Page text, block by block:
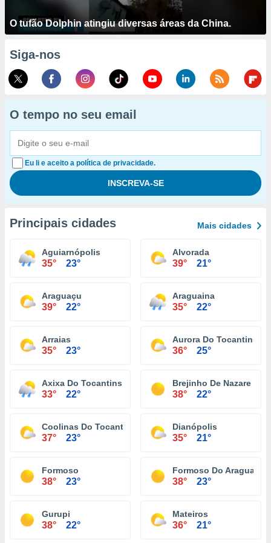
O tufão Dolphin atingiu diversas áreas da China.
Siga-nos
O tempo no seu email
Eu li e aceito a política de privacidade.
Principais cidades Mais cidades
Aguiarnópolis
35° 23°
Alvorada
39° 21°
Araguaçu
39° 22°
Araguaina
35° 22°
Arraias
35° 23°
Aurora Do Tocantins
36° 25°
Axixa Do Tocantins
33° 22°
Brejinho De Nazare
38° 22°
Coolinas Do Tocantins
37° 23°
Dianópolis
35° 21°
Formoso
38° 23°
Formoso Do Araguaia
38° 23°
Gurupi
38° 22°
Mateiros
36° 21°